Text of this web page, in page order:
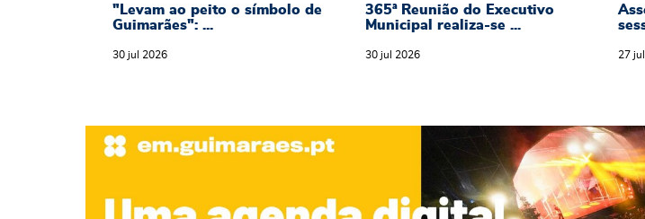
"Levam ao peito o símbolo de
Guimarães": ...
30 jul 2026
365ª Reunião do Executivo
Municipal realiza-se ...
30 jul 2026 27 jul